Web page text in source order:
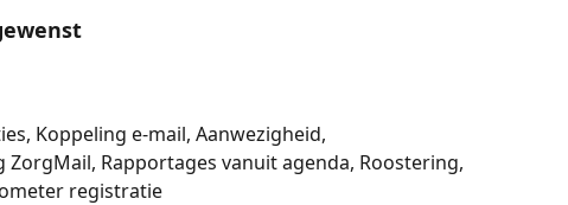
Koppeling e-mail, Aanwezigheid,
Rapportages vanuit agenda, Roostering,
registratie